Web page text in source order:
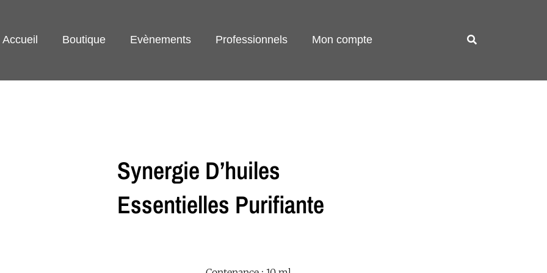
Accueil Boutique Evènements Professionnels Mon compte
Synergie D’huiles
Essentielles Purifiante